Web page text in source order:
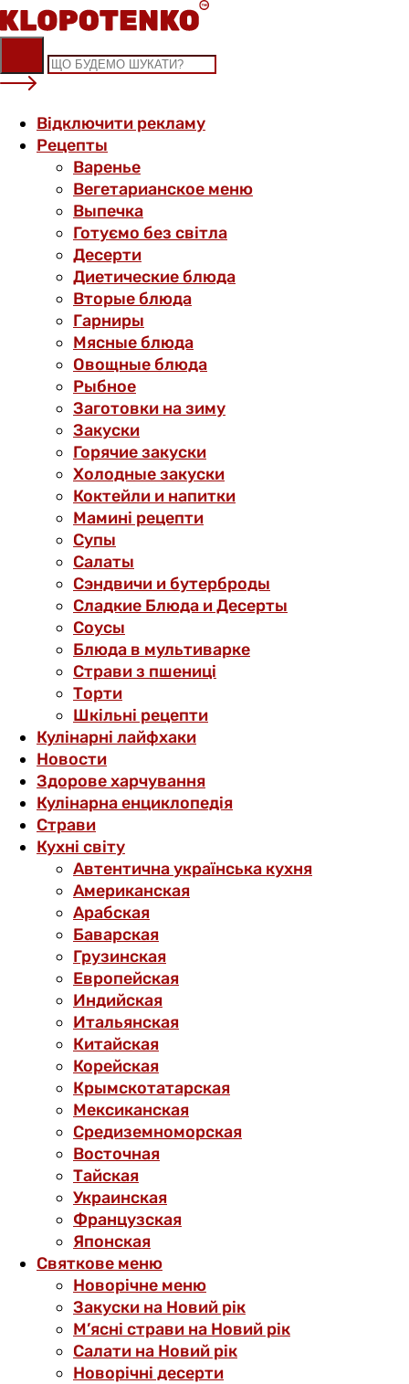
Skip
to
content
Відключити рекламу
Рецепты
Варенье
Вегетарианское меню
Выпечка
Готуємо без світла
Десерти
Диетические блюда
Вторые блюда
Гарниры
Мясные блюда
Овощные блюда
Рыбное
Заготовки на зиму
Закуски
Горячие закуски
Холодные закуски
Коктейли и напитки
Мамині рецепти
Супы
Салаты
Сэндвичи и бутерброды
Сладкие Блюда и Десерты
Соусы
Блюда в мультиварке
Страви з пшениці
Торти
Шкільні рецепти
Кулінарні лайфхаки
Новости
Здорове харчування
Кулінарна енциклопедія
Страви
Кухні світу
Автентична українська кухня
Американская
Арабская
Баварская
Грузинская
Европейская
Индийская
Итальянская
Китайская
Корейская
Крымскотатарская
Мексиканская
Средиземноморская
Восточная
Тайская
Украинская
Французская
Японская
Святкове меню
Новорічне меню
Закуски на Новий рік
М’ясні страви на Новий рік
Салати на Новий рік
Новорічні десерти